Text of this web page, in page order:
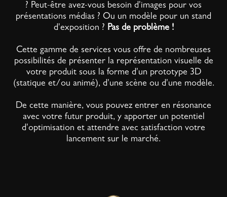
? Peut-être avez-vous besoin d'images pour vos
présentations médias ? Ou un modèle pour un stand
d'exposition ? Pas de problème !
Cette gamme de services vous offre de nombreuses
possibilités de présenter la représentation visuelle de
votre produit sous la forme d'un prototype 3D
(statique et/ou animé), d'une scène ou d'une modèle.
De cette manière, vous pouvez entrer en résonance
avec votre futur produit, y apporter un potentiel
d'optimisation et attendre avec satisfaction votre
lancement sur le marché.